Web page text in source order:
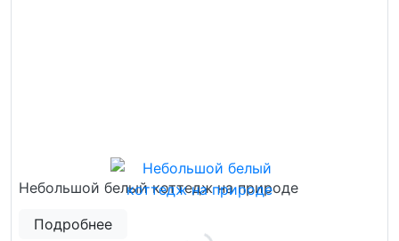
Небольшой белый коттедж на природе
Подробнее